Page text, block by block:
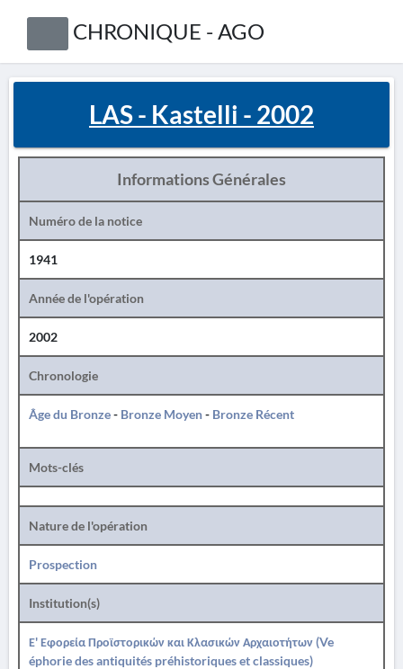
CHRONIQUE - AGO
LAS - Kastelli - 2002
Informations Générales
Numéro de la notice
1941
Année de l'opération
2002
Chronologie
Âge du Bronze- Bronze Moyen- Bronze Récent
Mots-clés
Nature de l'opération
Prospection
Institution(s)
Ε' Εφορεία Προϊστορικών και Κλασικών Αρχαιοτήτων (Ve
éphorie des antiquités préhistoriques et classiques)